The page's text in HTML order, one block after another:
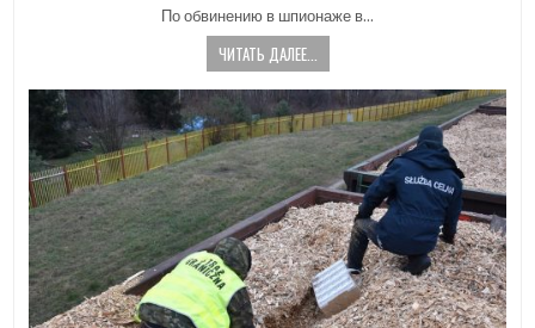
По обвинению в шпионаже в…
ЧИТАТЬ ДАЛЕЕ...